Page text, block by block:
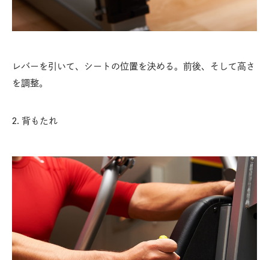
レバーを引いて、シートの位置を決める。前後、そして高さ
を調整。
2. 背もたれ